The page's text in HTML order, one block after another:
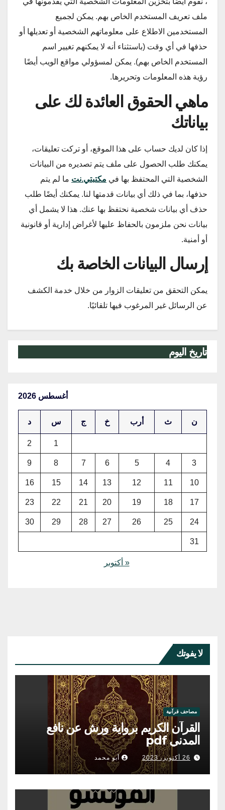
ملف تعريف المستخدم الخاص بهم. يمكن لجميع
المستخدمين الاطلاع على معلوماتهم الشخصية أو تعديلها أو
حذفها في أي وقت (باستثناء أنه لا يمكنهم تغيير اسم
المستخدم الخاص بهم). يمكن لمسؤولي مواقع الويب أيضًا
رؤية هذه المعلومات وتحريرها.
ماهي الحقوق العائدة لك على
بياناتك
إذا كان لديك حساب على هذا الموقع، أو تركت تعليقات،
يمكنك طلب الحصول على ملف يتم تصديره من البيانات
الشخصية التي المحتفظ بها في مكتبتي.نت ما لم يتم
حذفها، بما في ذلك أي بيانات قدمتها لنا. يمكنك أيضًا طلب
حذف أي بيانات شخصية نحتفظ بها عنك. هذا لا يشمل أي
بيانات نحن ملزمون بالحفاظ عليها لأغراض إدارية أو قانونية
أو أمنية.
إرسال البيانات الخاصة بك
يمكن التحقق من تعليقات الزوار من خلال خدمة الكشف
عن الرسائل غير المرغوب فيها تلقائيًا.
تاريخ اليوم
أغسطس 2026
ن ث أرب خ ج س د
1
2
3
4
5
6
7
8
9
10
11
12
13
14
15
16
17
18
19
20
21
22
23
24
25
26
27
28
29
30
31
« أكتوبر
لا يفوتك
مصاحف قرآنية
القرآن الكريم برواية ورش عن نافع
المدني pdf
26 أكتوبر، 2023 أبو محمد